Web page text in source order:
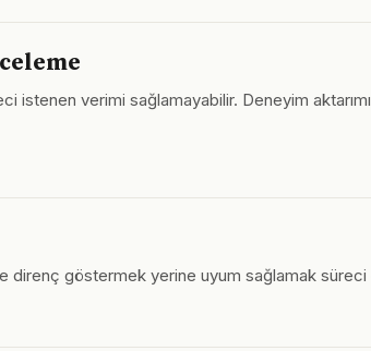
verimi sağlamayabilir. Deneyim aktarımı
göstermek yerine uyum sağlamak süreci